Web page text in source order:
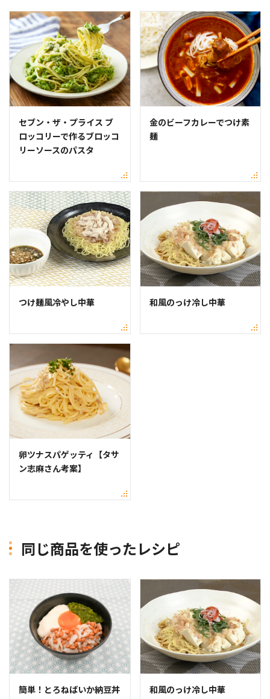
セブン・ザ・プライス ブ
ロッコリーで作るブロッコ
リーソースのパスタ
金のビーフカレーでつけ素
麺
つけ麺風冷やし中華 和風のっけ冷し中華
卵ツナスパゲッティ【タサ
ン志麻さん考案】
同じ商品を使ったレシピ
簡単！とろねばいか納豆丼 和風のっけ冷し中華